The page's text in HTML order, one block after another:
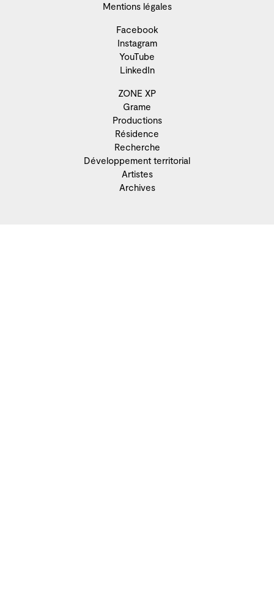
Mentions légales
Facebook
Instagram
YouTube
LinkedIn
ZONE XP
Grame
Productions
Résidence
Recherche
Développement territorial
Artistes
Archives